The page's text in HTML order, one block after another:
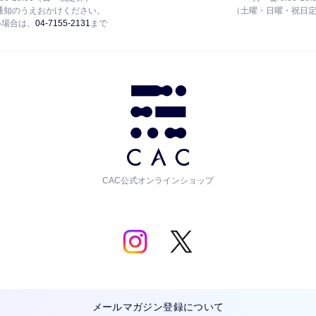
のうえおかけください。
合は、 04-7155-2131 まで
（土曜・日曜・祝日
CAC公式オンラインショップ
メールマガジン登録について